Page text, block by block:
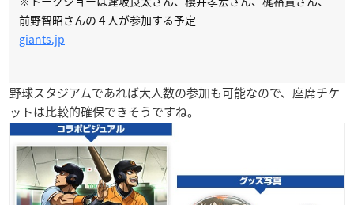
前野智昭さんの４人が参加する予定
giants.jp
野球スタジアムであれば大人数の参加も可能なので、座席チケ
ットは比較的確保できそうですね。